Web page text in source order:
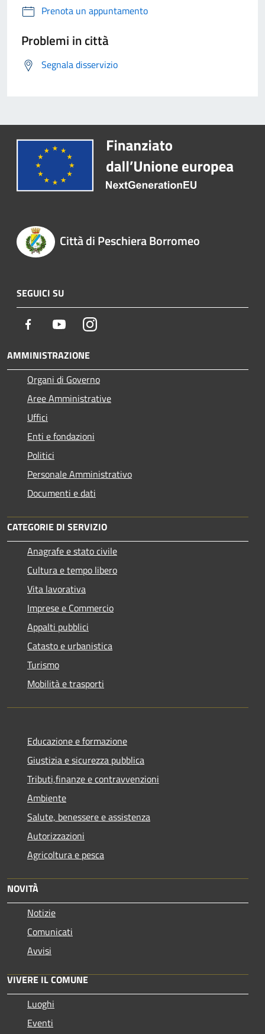
Prenota un appuntamento
Problemi in città
Segnala disservizio
Città di Peschiera Borromeo
SEGUICI SU
Facebook YoutubeInstagram
AMMINISTRAZIONE
Organi di Governo
Aree Amministrative
Uffici
Enti e fondazioni
Politici
Personale Amministrativo
Documenti e dati
CATEGORIE DI SERVIZIO
Anagrafe e stato civile
Cultura e tempo libero
Vita lavorativa
Imprese e Commercio
Appalti pubblici
Catasto e urbanistica
Turismo
Mobilità e trasporti
Educazione e formazione
Giustizia e sicurezza pubblica
Tributi,finanze e contravvenzioni
Ambiente
Salute, benessere e assistenza
Autorizzazioni
Agricoltura e pesca
NOVITÀ
Notizie
Comunicati
Avvisi
VIVERE IL COMUNE
Luoghi
Eventi